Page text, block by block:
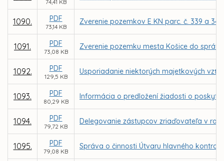
74,41 KB
1090. PDF
73,14 KB
Zverenie pozemkov E KN parc. č. 339 a
1091. PDF
73,08 KB
Zverenie pozemku mesta Košice do
1092. PDF
129,5 KB
Usporiadanie niektorých majetkových
1093. PDF
80,29 KB
Informácia o predložení žiadosti o
1094. PDF
79,72 KB
Delegovanie zástupcov zriaďovateľa v
1095. PDF
79,08 KB
Správa o činnosti Útvaru hlavného